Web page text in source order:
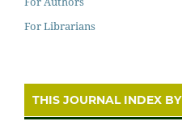
For Librarians
THIS JOURNAL INDEX BY